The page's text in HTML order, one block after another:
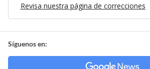
Revisa nuestra página de correcciones
Síguenos en: